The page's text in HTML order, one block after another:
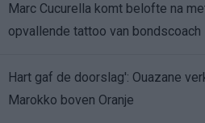
Marc Cucurella komt belofte na
opvallende tattoo van bondscoach
Hart gaf de doorslag': Ouazane
Marokko boven Oranje